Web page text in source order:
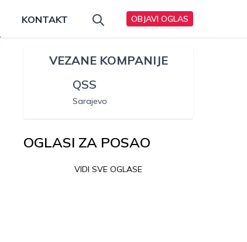
KONTAKT OBJAVI OGLAS
VEZANE KOMPANIJE
QSS
Sarajevo
OGLASI ZA POSAO
VIDI SVE OGLASE